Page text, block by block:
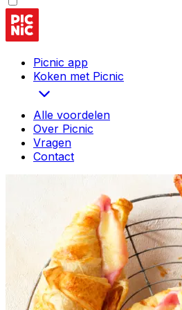
Picnic app
Koken met Picnic
Alle voordelen
Over Picnic
Vragen
Contact